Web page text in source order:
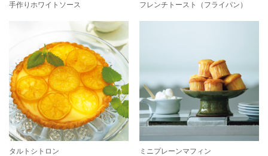
手作りホワイトソース フレンチトースト（フライパン）
タルトシトロン ミニプレーンマフィン